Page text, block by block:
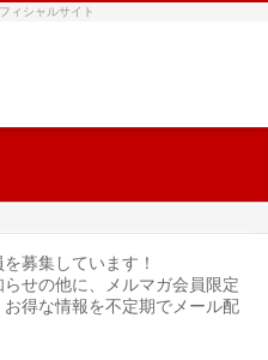
ィシャルサイト
募集しています！
せの他に、メルマガ会員限定
得な情報を不定期でメール配